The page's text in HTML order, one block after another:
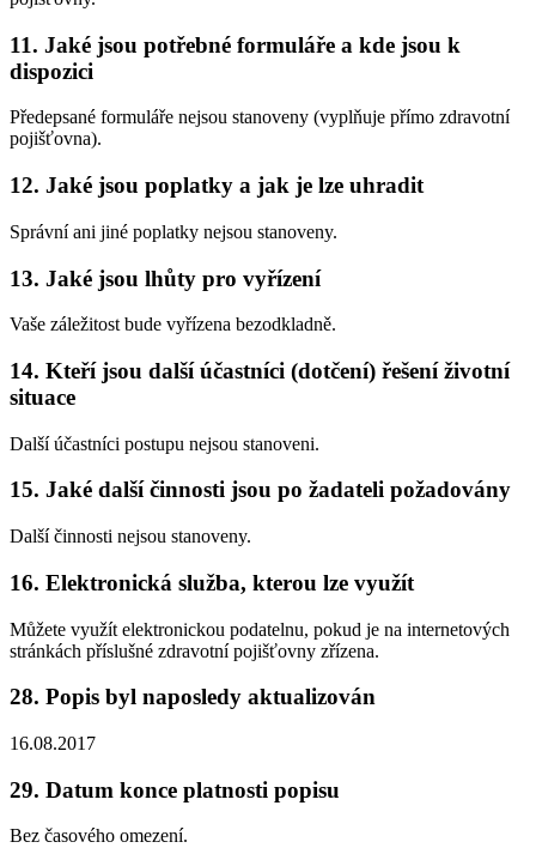
11. Jaké jsou potřebné formuláře a kde jsou k
dispozici
Předepsané formuláře nejsou stanoveny (vyplňuje přímo zdravotní
pojišťovna).
12. Jaké jsou poplatky a jak je lze uhradit
Správní ani jiné poplatky nejsou stanoveny.
13. Jaké jsou lhůty pro vyřízení
Vaše záležitost bude vyřízena bezodkladně.
14. Kteří jsou další účastníci (dotčení) řešení životní
situace
Další účastníci postupu nejsou stanoveni.
15. Jaké další činnosti jsou po žadateli požadovány
Další činnosti nejsou stanoveny.
16. Elektronická služba, kterou lze využít
Můžete využít elektronickou podatelnu, pokud je na internetových
stránkách příslušné zdravotní pojišťovny zřízena.
28. Popis byl naposledy aktualizován
16.08.2017
29. Datum konce platnosti popisu
Bez časového omezení.